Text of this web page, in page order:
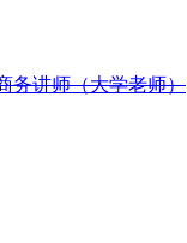
务讲师（大学老师）